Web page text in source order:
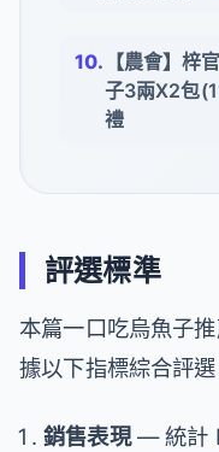
【農會】梓
子3兩X2包
禮
評選標準
本篇一口吃烏魚子
據以下指標綜合評選
銷售表現— 統計